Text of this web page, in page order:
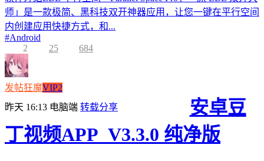
师」是一款极简、黑科技双开神器应用，让您一键在平行空间
内创建应用快捷方式，和...
#Android
2
25 684
发帖狂魔VIP2
昨天 16:13 电脑端 转载分享
安卓豆
丁视频APP_V3.3.0 纯净版